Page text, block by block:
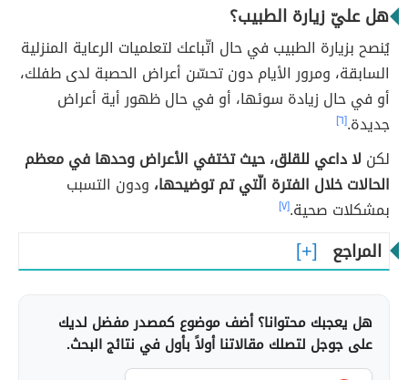
هل عليّ زيارة الطبيب؟
يُنصح بزيارة الطبيب في حال اتّباعك لتعلميات الرعاية المنزلية
السابقة، ومرور الأيام دون تحسّن أعراض الحصبة لدى طفلك،
أو في حال زيادة سوئها، أو في حال ظهور أية أعراض
جديدة.[٦]
لكن لا داعي للقلق، حيث تختفي الأعراض وحدها في معظم
الحالات خلال الفترة الّتي تم توضيحها، ودون التسبب
بمشكلات صحية.[٧]
المراجع
هل يعجبك محتوانا؟ أضف موضوع كمصدر مفضل لديك
على جوجل لتصلك مقالاتنا أولاً بأول في نتائج البحث.